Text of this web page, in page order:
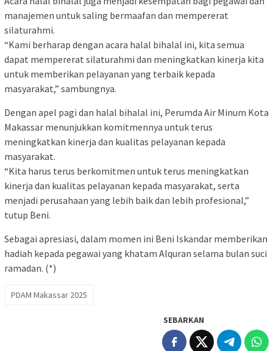
manajemen untuk saling bermaafan dan mempererat
silaturahmi.
“Kami berharap dengan acara halal bihalal ini, kita semua
dapat mempererat silaturahmi dan meningkatkan kinerja kita
untuk memberikan pelayanan yang terbaik kepada
masyarakat,” sambungnya.
Dengan apel pagi dan halal bihalal ini, Perumda Air Minum Kota
Makassar menunjukkan komitmennya untuk terus
meningkatkan kinerja dan kualitas pelayanan kepada
masyarakat.
“Kita harus terus berkomitmen untuk terus meningkatkan
kinerja dan kualitas pelayanan kepada masyarakat, serta
menjadi perusahaan yang lebih baik dan lebih profesional,”
tutup Beni.
Sebagai apresiasi, dalam momen ini Beni Iskandar memberikan
hadiah kepada pegawai yang khatam Alquran selama bulan suci
ramadan. (*)
PDAM Makassar 2025
SEBARKAN